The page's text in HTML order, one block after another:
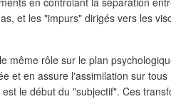
et les "impurs" dirigés vers les
même rôle sur le plan
et en assure l'assimilation sur
est le début du "subjectif". Ces